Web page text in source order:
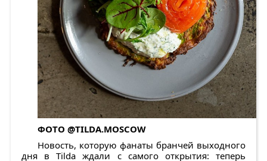
ФОТО @TILDA.MOSCOW
Новость, которую фанаты бранчей выходного
дня в Tilda ждали с самого открытия: теперь